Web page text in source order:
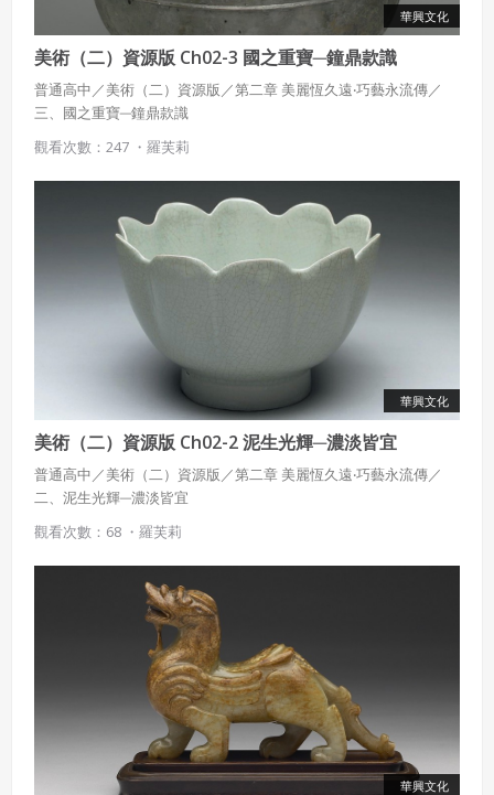
華興文化
美術（二）資源版 Ch02-3 國之重寶─鐘鼎款識
普通高中／美術（二）資源版／第二章 美麗恆久遠‧巧藝永流傳／
三、國之重寶─鐘鼎款識
觀看次數：247 ・ 羅芙莉
華興文化
美術（二）資源版 Ch02-2 泥生光輝─濃淡皆宜
普通高中／美術（二）資源版／第二章 美麗恆久遠‧巧藝永流傳／
二、泥生光輝─濃淡皆宜
觀看次數：68 ・ 羅芙莉
華興文化